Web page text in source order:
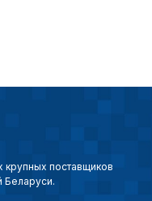
крупных поставщиков
Беларуси.
исходя из
пользователей.